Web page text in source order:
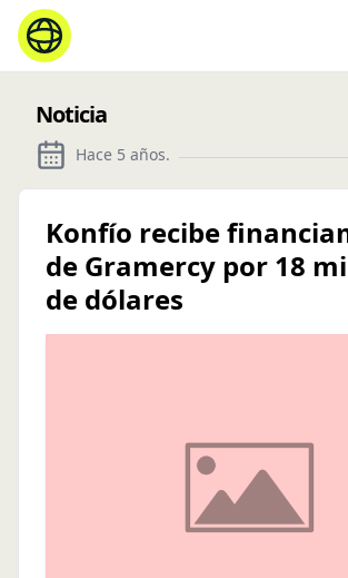
Noticia
Hace 5 años.
Konfío recibe
de Gramercy por 18
de dólares